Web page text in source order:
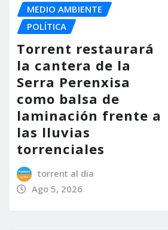
MEDIO AMBIENTE
POLÍTICA
Torrent restaurará
la cantera de la
Serra Perenxisa
como balsa de
laminación frente a
las lluvias
torrenciales
torrent al dia
Ago 5, 2026